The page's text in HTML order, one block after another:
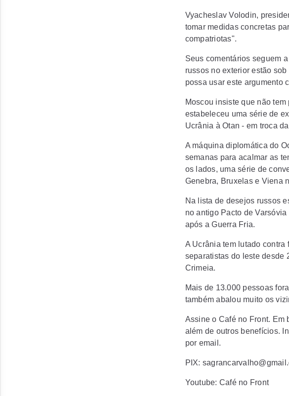
Vyacheslav Volodin,
tomar medidas concretas
compatriotas".
Seus comentários seguem
russos no exterior estão
possa usar este argumento
Moscou insiste que não
estabeleceu uma série de
Ucrânia à Otan - em troca
A máquina diplomática do
semanas para acalmar as
os lados, uma série de
Genebra, Bruxelas e Viena
Na lista de desejos russos
no antigo Pacto de
após a Guerra Fria.
A Ucrânia tem lutado
separatistas do leste desde
Crimeia.
Mais de 13.000 pessoas
também abalou muito os
Assine o Café no Front. Em
além de outros benefícios.
por email.
PIX:
Youtube: Café no Front